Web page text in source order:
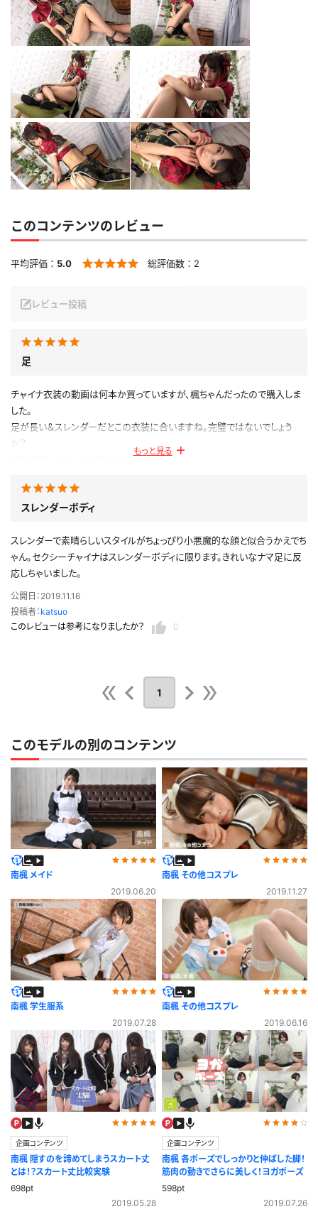
このコンテンツのレビュー
平均評価： 5.0 総評価数： 2
レビュー投稿
足
チャイナ衣装の動画は何本か買っていますが、楓ちゃんだったので購入しま
した。
足が長い＆スレンダーだとこの衣装に合いますね。完璧ではないでしょう
か？
足を強調したポーズがたまらないです。
公開日：2022.04.16
このレビューは参考になりましたか？
もっと見る
スレンダーボディ
スレンダーで素晴らしいスタイルがちょっぴり小悪魔的な顔と似合うかえでち
ゃん。セクシーチャイナはスレンダーボディに限ります。きれいなナマ足に反
応しちゃいました。
公開日：2019.11.16
投稿者： katsuo
このレビューは参考になりましたか？
0
1
このモデルの別のコンテンツ
南楓 メイド
2019.06.20
南楓 その他コスプレ
2019.11.27
南楓 学生服系
2019.07.28
南楓 その他コスプレ
2019.06.16
企画コンテンツ
南楓 隠すのを諦めてしまうスカート丈
とは！？スカート丈比較実験
698pt
2019.05.28
企画コンテンツ
南楓 各ポーズでしっかりと伸ばした脚！
筋肉の動きでさらに美しく！ヨガポーズ
598pt
2019.07.26